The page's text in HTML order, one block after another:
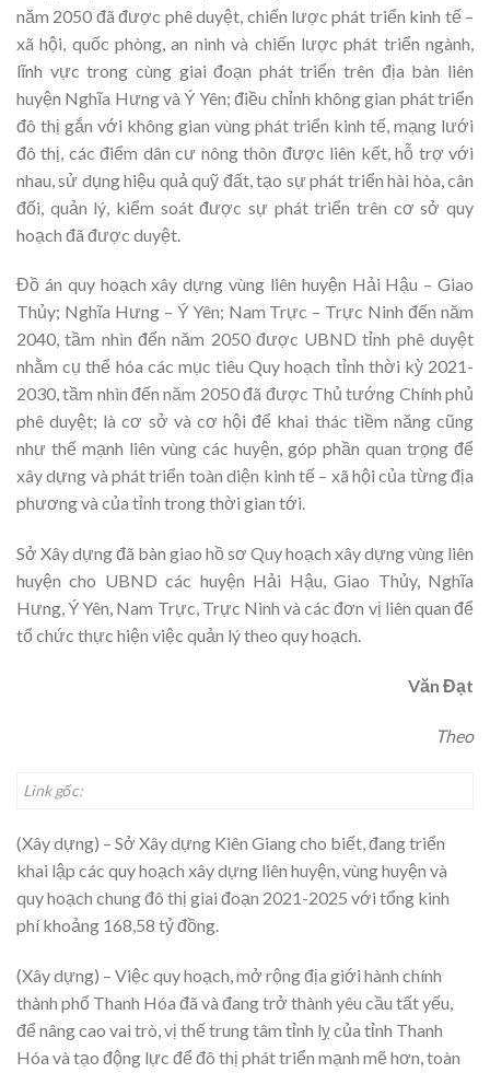
năm 2050 đã được phê duyệt, chiến lược phát triển kinh tế –
xã hội, quốc phòng, an ninh và chiến lược phát triển ngành,
lĩnh vực trong cùng giai đoạn phát triển trên địa bàn liên
huyện Nghĩa Hưng và Ý Yên; điều chỉnh không gian phát triển
đô thị gắn với không gian vùng phát triển kinh tế, mạng lưới
đô thị, các điểm dân cư nông thôn được liên kết, hỗ trợ với
nhau, sử dụng hiệu quả quỹ đất, tạo sự phát triển hài hòa, cân
đối, quản lý, kiểm soát được sự phát triển trên cơ sở quy
hoạch đã được duyệt.
Đồ án quy hoạch xây dựng vùng liên huyện Hải Hậu – Giao
Thủy; Nghĩa Hưng – Ý Yên; Nam Trực – Trực Ninh đến năm
2040, tầm nhìn đến năm 2050 được UBND tỉnh phê duyệt
nhằm cụ thể hóa các mục tiêu Quy hoạch tỉnh thời kỳ 2021-
2030, tầm nhìn đến năm 2050 đã được Thủ tướng Chính phủ
phê duyệt; là cơ sở và cơ hội để khai thác tiềm năng cũng
như thế mạnh liên vùng các huyện, góp phần quan trọng để
xây dựng và phát triển toàn diện kinh tế – xã hội của từng địa
phương và của tỉnh trong thời gian tới.
Sở Xây dựng đã bàn giao hồ sơ Quy hoạch xây dựng vùng liên
huyện cho UBND các huyện Hải Hậu, Giao Thủy, Nghĩa
Hưng, Ý Yên, Nam Trực, Trực Ninh và các đơn vị liên quan để
tổ chức thực hiện việc quản lý theo quy hoạch.
Văn Đạt
Theo
Link gốc:
(Xây dựng) – Sở Xây dựng Kiên Giang cho biết, đang triển
khai lập các quy hoạch xây dựng liên huyện, vùng huyện và
quy hoạch chung đô thị giai đoạn 2021-2025 với tổng kinh
phí khoảng 168,58 tỷ đồng.
(Xây dựng) – Việc quy hoạch, mở rộng địa giới hành chính
thành phố Thanh Hóa đã và đang trở thành yêu cầu tất yếu,
để nâng cao vai trò, vị thế trung tâm tỉnh lỵ của tỉnh Thanh
Hóa và tạo động lực để đô thị phát triển mạnh mẽ hơn, toàn